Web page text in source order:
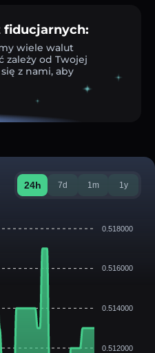
fiducjarnych:
wiele walut
zależy od Twojej
z nami, aby
24h 7d 1m 1y
0.518000
0.516000
0.514000
0.512000